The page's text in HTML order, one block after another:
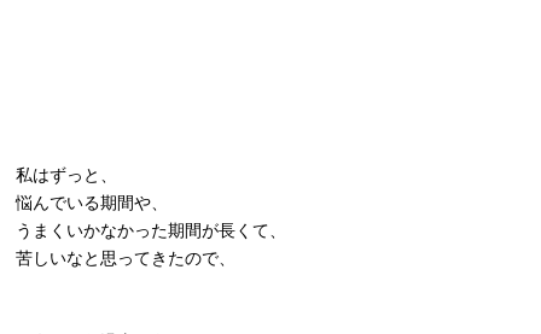
私はずっと、
悩んでいる期間や、
うまくいかなかった期間が長くて、
苦しいなと思ってきたので、